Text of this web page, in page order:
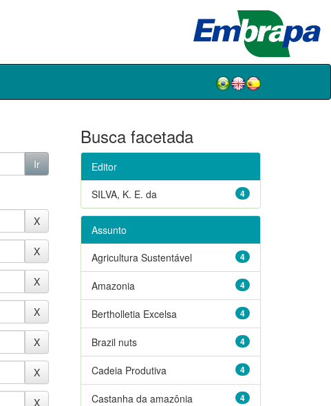
Busca facetada
Editor
4
SILVA, K. E. da
Assunto
4
Agricultura Sustentável
4
Amazonia
4
Bertholletia Excelsa
4
Brazil nuts
4
Cadeia Produtiva
4
Castanha da amazônia